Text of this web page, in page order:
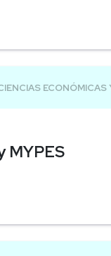
MYPES